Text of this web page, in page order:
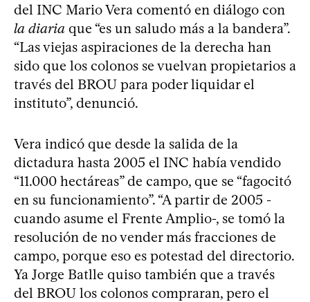
del INC Mario Vera comentó en diálogo con
la diaria que “es un saludo más a la bandera”.
“Las viejas aspiraciones de la derecha han
sido que los colonos se vuelvan propietarios a
través del BROU para poder liquidar el
instituto”, denunció.
Vera indicó que desde la salida de la
dictadura hasta 2005 el INC había vendido
“11.000 hectáreas” de campo, que se “fagocitó
en su funcionamiento”. “A partir de 2005 -
cuando asume el Frente Amplio-, se tomó la
resolución de no vender más fracciones de
campo, porque eso es potestad del directorio.
Ya Jorge Batlle quiso también que a través
del BROU los colonos compraran, pero el